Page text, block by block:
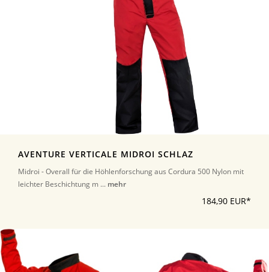
AVENTURE VERTICALE MIDROI SCHLAZ
Midroi - Overall für die Höhlenforschung aus Cordura 500 Nylon mit
leichter Beschichtung m ... mehr
184,90 EUR*